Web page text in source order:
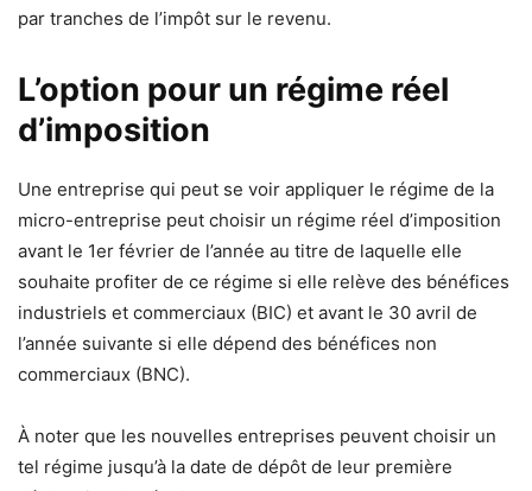
par tranches de l’impôt sur le revenu.
L’option pour un régime réel
d’imposition
Une entreprise qui peut se voir appliquer le régime de la
micro-entreprise peut choisir un régime réel d’imposition
avant le 1er février de l’année au titre de laquelle elle
souhaite profiter de ce régime si elle relève des bénéfices
industriels et commerciaux (BIC) et avant le 30 avril de
l’année suivante si elle dépend des bénéfices non
commerciaux (BNC).
À noter que les nouvelles entreprises peuvent choisir un
tel régime jusqu’à la date de dépôt de leur première